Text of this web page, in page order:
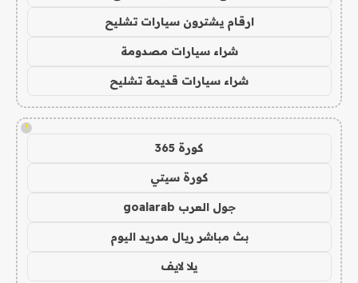
ارقام يشترون سيارات تشليح
شراء سيارات مصدومة
شراء سيارات قديمة تشليح
!
كورة 365
كورة سيتي
جول العرب goalarab
بث مباشر ريال مدريد اليوم
يلا لايف